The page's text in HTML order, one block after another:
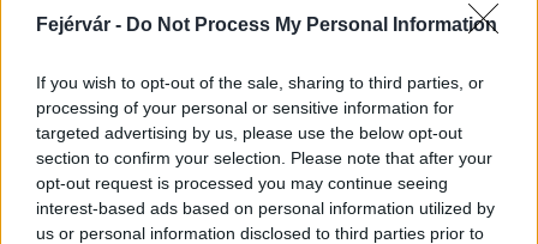
Fejérvár - Do Not Process My Personal Information
If you wish to opt-out of the sale, sharing to third parties, or
processing of your personal or sensitive information for
targeted advertising by us, please use the below opt-out
section to confirm your selection. Please note that after your
opt-out request is processed you may continue seeing
interest-based ads based on personal information utilized by
us or personal information disclosed to third parties prior to
MAGYAR ÉPÍTŐK